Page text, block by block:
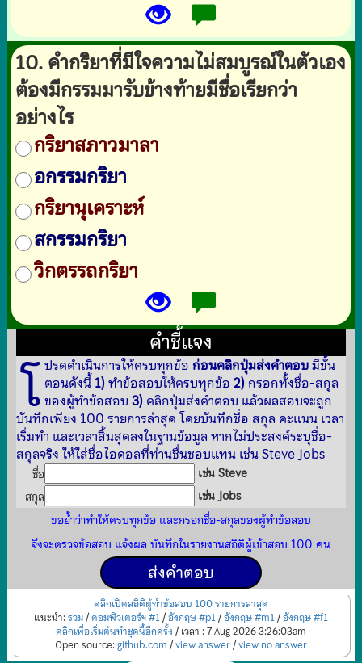
10. คำกริยาที่มีใจความไม่สมบูรณ์ในตัวเอง
ต้องมีกรรมมารับข้างท้ายมีชื่อเรียกว่า
อย่างไร
กริยาสภาวมาลา
อกรรมกริยา
กริยานุเคราะห์
สกรรมกริยา
วิกตรรถกริยา
คำชี้แจง
โปรดดำเนินการให้ครบทุกข้อ ก่อนคลิกปุ่มส่งคำตอบมีขั้น
ตอนดังนี้1)ทำข้อสอบให้ครบทุกข้อ2)กรอกทั้งชื่อ-สกุล
ของผู้ทำข้อสอบ3)คลิกปุ่มส่งคำตอบ แล้วผลสอบจะถูก
บันทึกเพียง 100 รายการล่าสุด โดยบันทึกชื่อ สกุล คะแนน เวลา
เริ่มทำ และเวลาสิ้นสุดลงในฐานข้อมูล หากไม่ประสงค์ระบุชื่อ-
สกุลจริง ให้ใส่ชื่อไอดอลที่ท่านชื่นชอบแทน เช่น Steve Jobs
ชื่อ
เช่น Steve
สกุล
เช่น Jobs
ขอย้ำว่าทำให้ครบทุกข้อ และกรอกชื่อ-สกุลของผู้ทำข้อสอบ
จึงจะตรวจข้อสอบ แจ้งผล บันทึกในรายงานสถิติผู้เข้าสอบ 100 คน
คลิกเปิดสถิติผู้ทำข้อสอบ 100 รายการล่าสุด
แนะนำ:รวม/คอมพิวเตอร์ฯ #1/อังกฤษ #p1/อังกฤษ #m1/อังกฤษ #f1
คลิกเพื่อเริ่มต้นทำชุดนี้อีกครั้ง / เวลา : 7 Aug 2026 3:26:03am
Open source:github.com /view answer/view no answer